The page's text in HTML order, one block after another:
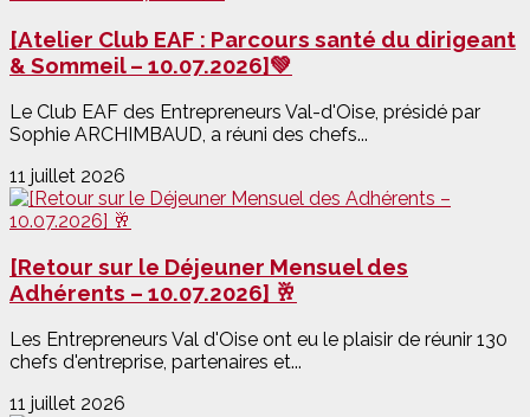
[Atelier Club EAF : Parcours santé du dirigeant
& Sommeil – 10.07.2026]💚
Le Club EAF des Entrepreneurs Val-d'Oise, présidé par
Sophie ARCHIMBAUD, a réuni des chefs...
11 juillet 2026
[Retour sur le Déjeuner Mensuel des
Adhérents – 10.07.2026] 🥂
Les Entrepreneurs Val d'Oise ont eu le plaisir de réunir 130
chefs d'entreprise, partenaires et...
11 juillet 2026